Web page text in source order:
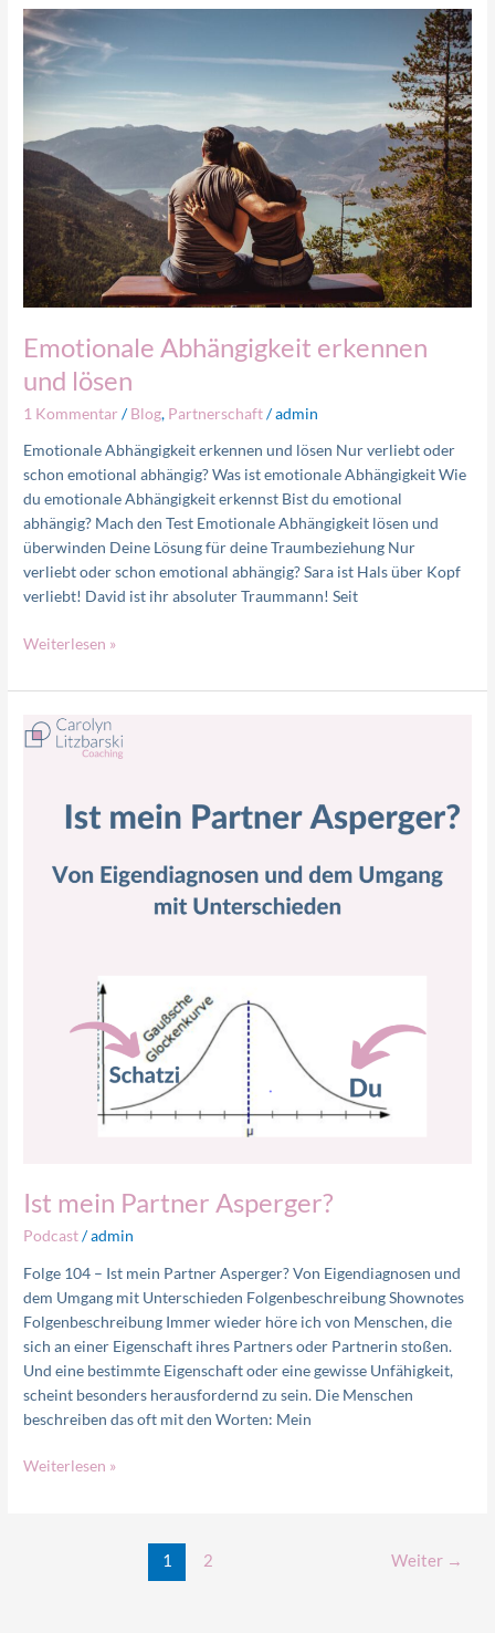
Emotionale Abhängigkeit erkennen
und lösen
1 Kommentar /Blog, Partnerschaft/admin
Emotionale Abhängigkeit erkennen und lösen Nur verliebt oder
schon emotional abhängig? Was ist emotionale Abhängigkeit Wie
du emotionale Abhängigkeit erkennst Bist du emotional
abhängig? Mach den Test Emotionale Abhängigkeit lösen und
überwinden Deine Lösung für deine Traumbeziehung Nur
verliebt oder schon emotional abhängig? Sara ist Hals über Kopf
verliebt! David ist ihr absoluter Traummann! Seit
Emotionale
Abhängigkeit
erkennen
Weiterlesen »
Ist mein Partner Asperger?
Podcast/admin
Folge 104 – Ist mein Partner Asperger? Von Eigendiagnosen und
dem Umgang mit Unterschieden Folgenbeschreibung Shownotes
Folgenbeschreibung Immer wieder höre ich von Menschen, die
sich an einer Eigenschaft ihres Partners oder Partnerin stoßen.
Und eine bestimmte Eigenschaft oder eine gewisse Unfähigkeit,
scheint besonders herausfordernd zu sein. Die Menschen
beschreiben das oft mit den Worten: Mein
Ist
mein
Weiterlesen »
1 2 Weiter →